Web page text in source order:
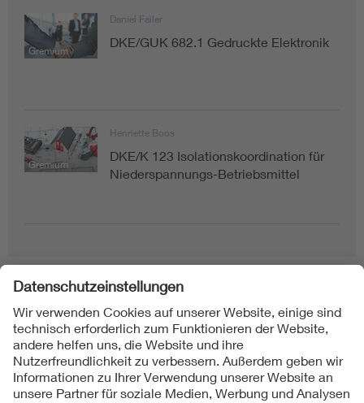
Gremium
Daniel Failer
DKE/GUK 682.1 Gedruckte Elektronik
Gremium
Henriette Boos
DKE/K 123 Isolationskoordination für
Niederspannungs-Betriebsmittel
Folgen Sie uns